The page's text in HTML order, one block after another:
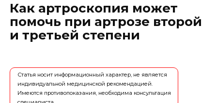
Как артроскопия может
помочь при артрозе второй
и третьей степени
Статья носит информационный характер, не является
индивидуальной медицинской рекомендацией.
Имеются противопоказания, необходима консультация